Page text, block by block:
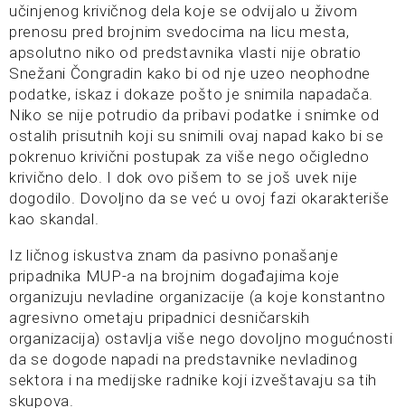
učinjenog krivičnog dela koje se odvijalo u živom
prenosu pred brojnim svedocima na licu mesta,
apsolutno niko od predstavnika vlasti nije obratio
Snežani Čongradin kako bi od nje uzeo neophodne
podatke, iskaz i dokaze pošto je snimila napadača.
Niko se nije potrudio da pribavi podatke i snimke od
ostalih prisutnih koji su snimili ovaj napad kako bi se
pokrenuo krivični postupak za više nego očigledno
krivično delo. I dok ovo pišem to se još uvek nije
dogodilo. Dovoljno da se već u ovoj fazi okarakteriše
kao skandal.
Iz ličnog iskustva znam da pasivno ponašanje
pripadnika MUP-a na brojnim događajima koje
organizuju nevladine organizacije (a koje konstantno
agresivno ometaju pripadnici desničarskih
organizacija) ostavlja više nego dovoljno mogućnosti
da se dogode napadi na predstavnike nevladinog
sektora i na medijske radnike koji izveštavaju sa tih
skupova.